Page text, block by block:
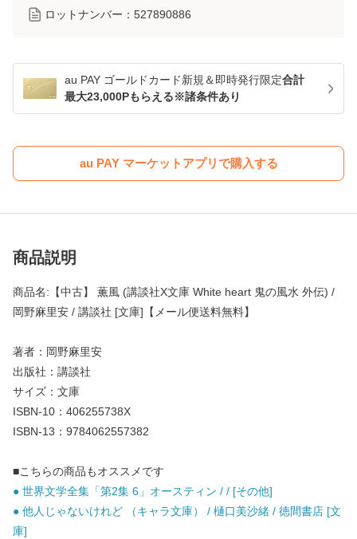
ロットナンバー： 527890886
au PAY ゴールドカード新規＆即時発行限定合計
最大23,000Pもらえる※諸条件あり
au PAY マーケットアプリで購入する
商品説明
商品名:【中古】 薫風 (講談社X文庫 White heart 鬼の風水 外伝) /
岡野麻里安 / 講談社 [文庫]【メール便送料無料】
著者：岡野麻里安
出版社：講談社
サイズ：文庫
ISBN-10：406255738X
ISBN-13：9784062557382
■こちらの商品もオススメです
● 世界文学全集「第2集 6」オースティン / / [その他]
● 他人じゃないけれど （キャラ文庫） / 樋口美沙緒 / 徳間書店 [文
庫]